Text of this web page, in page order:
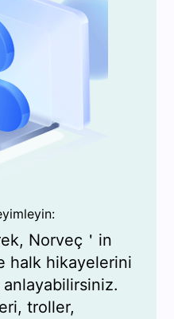
Norveç＇in
halk hikayelerini
troller,